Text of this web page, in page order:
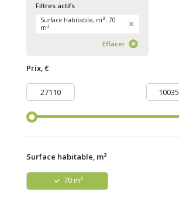
Filtres actifs
Surface habitable, m²: 70
m²
Effacer
Prix, €
Surface habitable, m²
70 m²